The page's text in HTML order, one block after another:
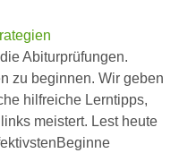
Abiturprüfungen.
zu beginnen. Wir geben
hilfreiche Lerntipps,
meistert. Lest heute